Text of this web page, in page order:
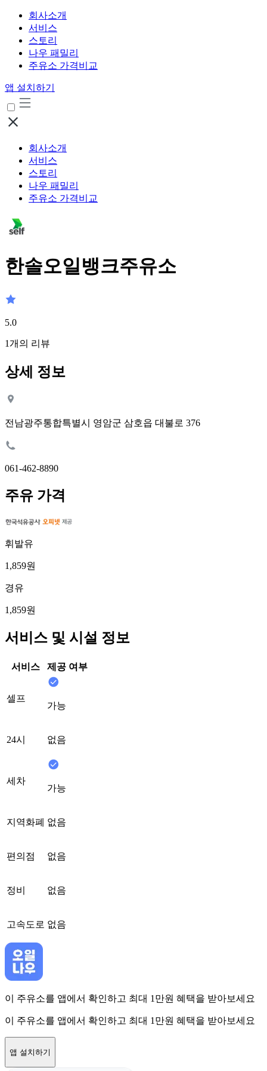
회사소개
서비스
스토리
나우 패밀리
주유소 가격비교
앱 설치하기
회사소개
서비스
스토리
나우 패밀리
주유소 가격비교
한솔오일뱅크주유소
5.0
1개의 리뷰
상세 정보
전남광주통합특별시 영암군 삼호읍 대불로 376
061-462-8890
주유 가격
휘발유
1,859원
경유
1,859원
서비스 및 시설 정보
서비스 제공 여부
셀프
가능
24시 없음
세차
가능
지역화폐 없음
편의점 없음
정비 없음
고속도로 없음
이 주유소를 앱에서 확인하고 최대 1만원 혜택을 받아보세요
이 주유소를 앱에서 확인하고 최대 1만원 혜택을 받아보세요
앱 설치하기